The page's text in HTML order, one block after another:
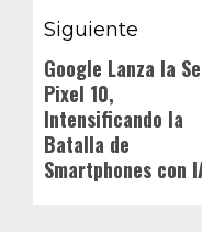
Siguiente
Siguiente
entrada:
Google Lanza la
Pixel 10,
Intensificando la
Batalla de
Smartphones con